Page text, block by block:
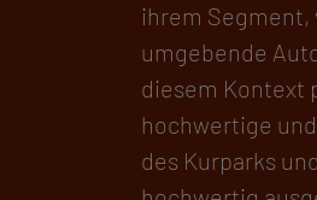
ihrem Segment,
umgebende
diesem Kontext
hochwertige
des Kurparks